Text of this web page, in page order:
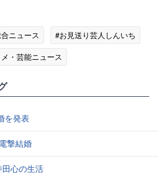
ニュース
#お見送り芸人しんいち
・芸能ニュース
を発表
撃結婚
心の生活